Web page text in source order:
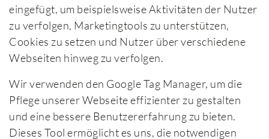
eingefügt, um beispielsweise Aktivitäten der Nutzer
zu verfolgen, Marketingtools zu unterstützen,
Cookies zu setzen und Nutzer über verschiedene
Webseiten hinweg zu verfolgen.
Wir verwenden den Google Tag Manager, um die
Pflege unserer Webseite effizienter zu gestalten
und eine bessere Benutzererfahrung zu bieten.
Dieses Tool ermöglicht es uns, die notwendigen